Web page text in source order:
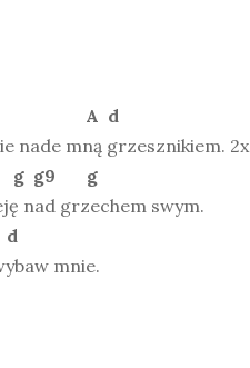
A d
nade mną grzesznikiem. 2x
g
nad grzechem swym.
mnie.